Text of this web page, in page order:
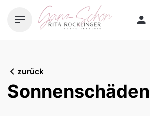
zurück
Sonnenschäden